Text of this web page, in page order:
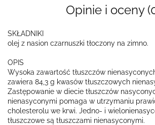
Opinie i oceny
SKŁADNIKI
olej z nasion czarnuszki tłoczony na zimno.
OPIS
Wysoka zawartość tłuszczów
zawiera 84,3 g kwasów tłuszczowych
Zastępowanie w diecie tłuszczów
nienasyconymi pomaga w utrzymaniu
cholesterolu we krwi. Jedno- i
tłuszczowe są tłuszczami nienasyconymi.